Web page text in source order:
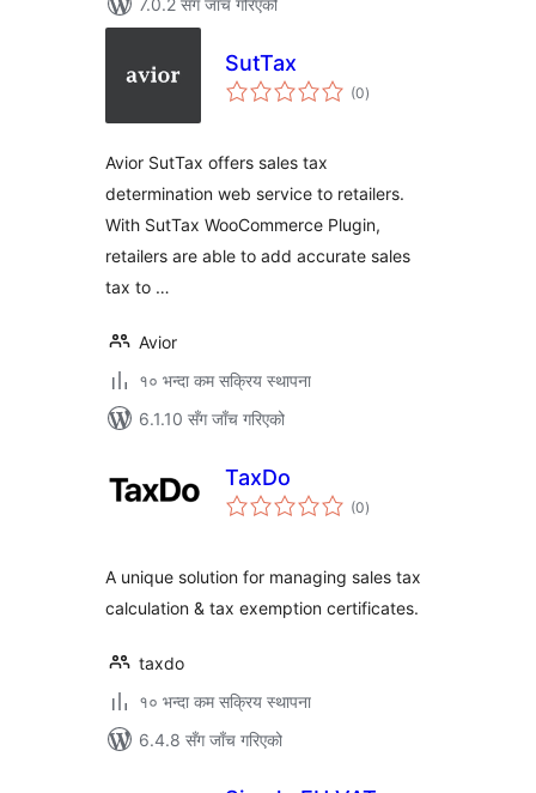
7.0.2 सँग जाँच गरिएको
SutTax
(0कुल
रेटिङ्गहरू
)
Avior SutTax offers sales tax
determination web service to retailers.
With SutTax WooCommerce Plugin,
retailers are able to add accurate sales
tax to …
Avior
१० भन्दा कम सक्रिय स्थापना
6.1.10 सँग जाँच गरिएको
TaxDo
(0कुल
रेटिङ्गहरू
)
A unique solution for managing sales tax
calculation & tax exemption certificates.
taxdo
१० भन्दा कम सक्रिय स्थापना
6.4.8 सँग जाँच गरिएको